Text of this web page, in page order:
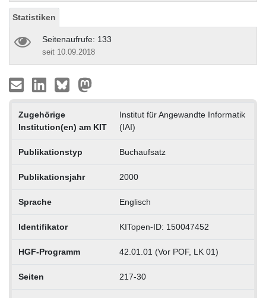
Statistiken
Seitenaufrufe: 133
seit 10.09.2018
Zugehörige
Institution(en) am KIT
Institut für Angewandte Informatik
(IAI)
Publikationstyp Buchaufsatz
Publikationsjahr 2000
Sprache Englisch
Identifikator KITopen-ID: 150047452
HGF-Programm 42.01.01 (Vor POF, LK 01)
Seiten 217-30